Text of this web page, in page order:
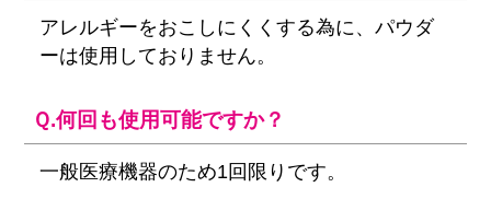
アレルギーをおこしにくくする為に、パウダ
ーは使用しておりません。
Ｑ.何回も使用可能ですか？
一般医療機器のため1回限りです。